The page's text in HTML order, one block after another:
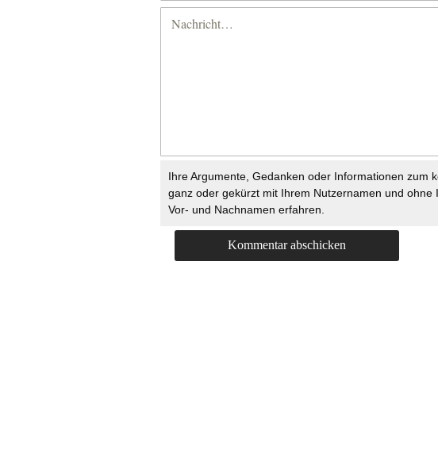
Ihre Argumente, Gedanken oder Informationen zum
ganz oder gekürzt mit Ihrem Nutzernamen und
Vor- und Nachnamen erfahren.